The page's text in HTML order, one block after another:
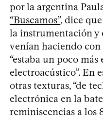
por la argentina
“Buscamos”, dice
la instrumentación y
venían haciendo
“estaba un poco
electroacústico”. En
otras texturas, “de
electrónica en la
reminiscencias a los